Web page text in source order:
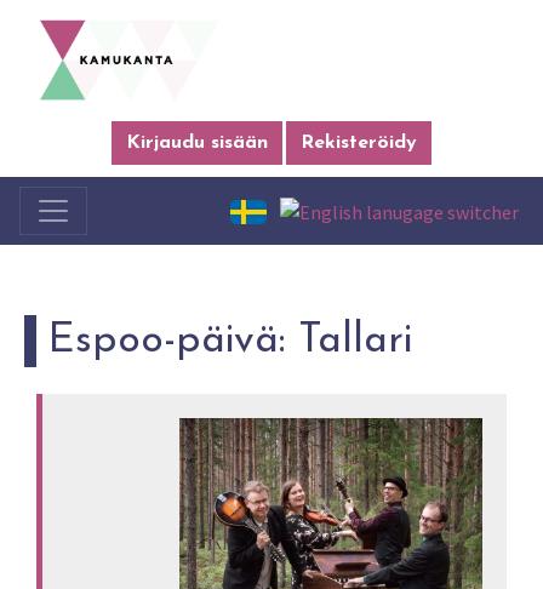
Kirjaudu sisään Rekisteröidy
Espoo-päivä: Tallari